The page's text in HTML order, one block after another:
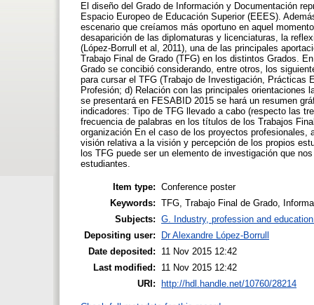
El diseño del Grado de Información y Documentación
Espacio Europeo de Educación Superior (EEES).
escenario que creíamos más oportuno en aquel
desaparición de las diplomaturas y licenciaturas, la
(López-Borrull et al, 2011), una de las principales
Trabajo Final de Grado (TFG) en los distintos Grados.
Grado se concibió considerando, entre otros, los
para cursar el TFG (Trabajo de Investigación,
Profesión; d) Relación con las principales orientaciones
se presentará en FESABID 2015 se hará un resumen
indicadores: Tipo de TFG llevado a cabo (respecto las
frecuencia de palabras en los títulos de los Trabajos
organización En el caso de los proyectos
visión relativa a la visión y percepción de los propios
los TFG puede ser un elemento de investigación que
estudiantes.
Item type: Conference poster
Keywords: TFG, Trabajo Final de Grado,
Subjects: G. Industry, profession and
Depositing user:
Dr Alexandre López-Borrull
Date deposited:
11 Nov 2015 12:42
Last modified:
11 Nov 2015 12:42
URI:
http://hdl.handle.net/10760/28214